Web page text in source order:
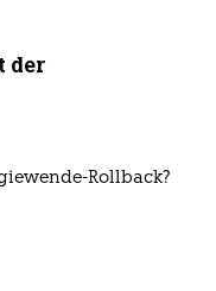
der
Rollback?